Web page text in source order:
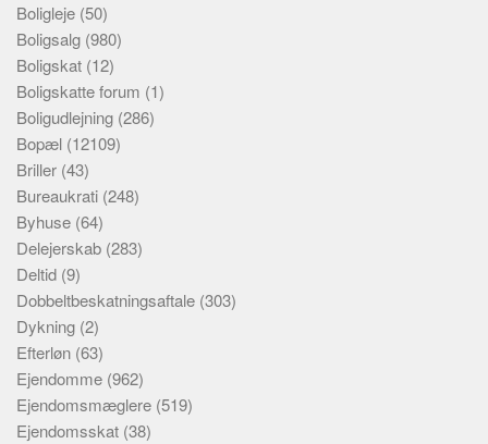
Boligleje (50)
Boligsalg (980)
Boligskat (12)
Boligskatte forum (1)
Boligudlejning (286)
Bopæl (12109)
Briller (43)
Bureaukrati (248)
Byhuse (64)
Delejerskab (283)
Deltid (9)
Dobbeltbeskatningsaftale (303)
Dykning (2)
Efterløn (63)
Ejendomme (962)
Ejendomsmæglere (519)
Ejendomsskat (38)